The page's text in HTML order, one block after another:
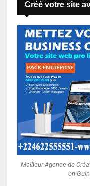
Créé votre site
Meilleur Agence de
en